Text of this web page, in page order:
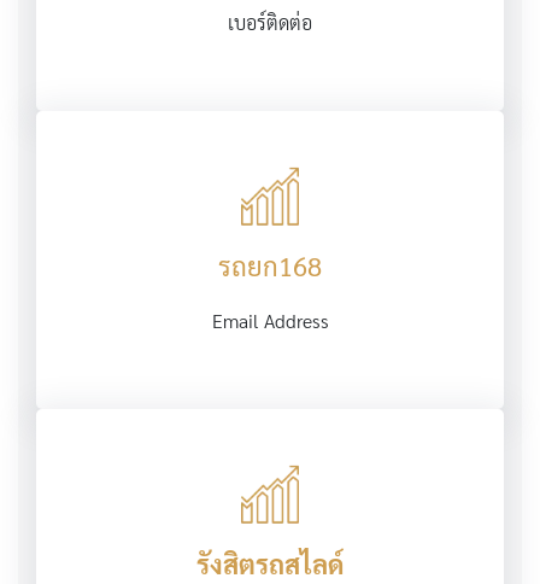
เบอร์ติดต่อ
รถยก168
Email Address
รังสิตรถสไลด์